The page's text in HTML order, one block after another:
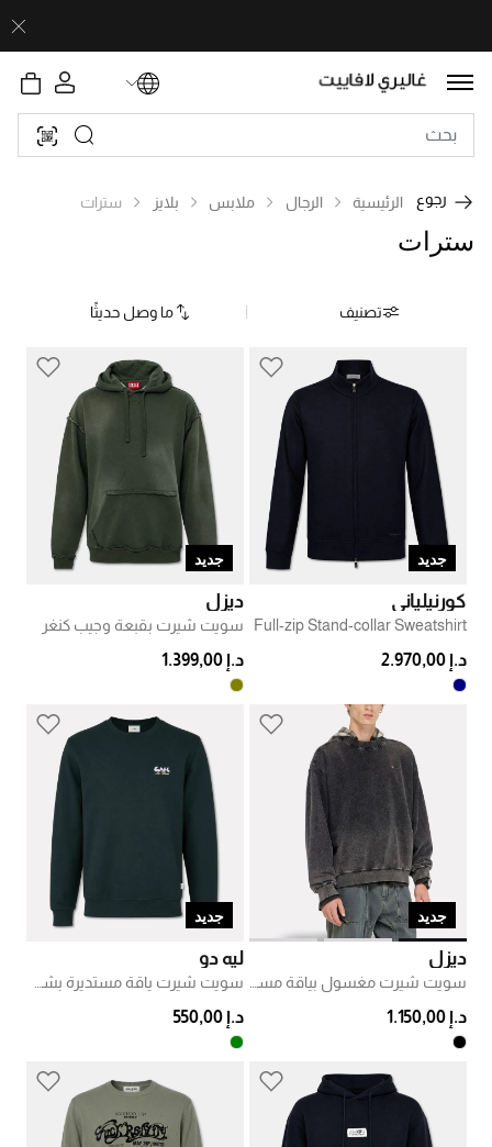
رجوع الرئيسية الرجال ملابس بلايز سترات
سترات
ما وصل حديثًا تصنيف
جديد
كورنيلياني
Full-zip Stand-collar Sweatshirt
د.إ 2.970,00
جديد
ديزل
سويت شيرت بقبعة وجيب كنغر
د.إ 1.399,00
جديد
ديزل
د.إ 1.150,00
جديد
ليه دو
د.إ 550,00